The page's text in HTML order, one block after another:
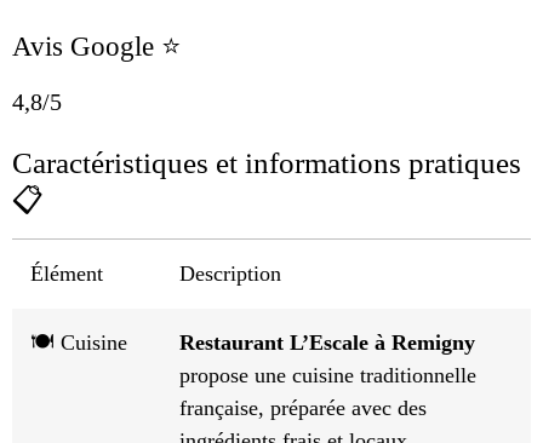
Avis Google ⭐
4,8/5
Caractéristiques et informations pratiques
📋
Élément Description
🍽️ Cuisine
Restaurant L’Escale à Remigny
propose une cuisine traditionnelle
française, préparée avec des